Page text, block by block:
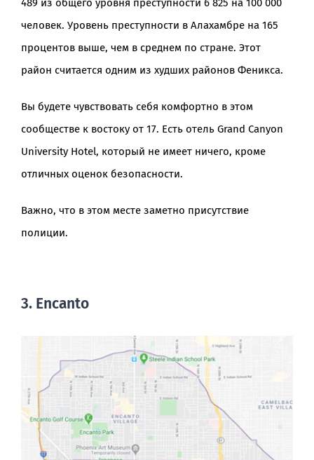
489 из общего уровня преступности 6 825 на 100 000
человек. Уровень преступности в Алахамбре на 165
процентов выше, чем в среднем по стране. Этот
район считается одним из худших районов Феникса.
Вы будете чувствовать себя комфортно в этом
сообществе к востоку от 17. Есть отель Grand Canyon
University Hotel, который не имеет ничего, кроме
отличных оценок безопасности.
Важно, что в этом месте заметно присутствие
полиции.
3. Encanto